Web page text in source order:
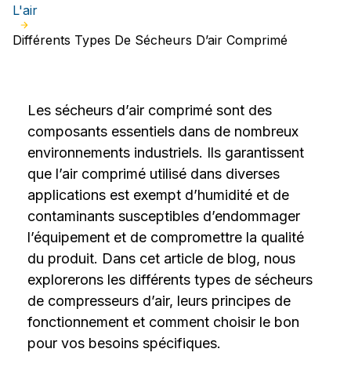
L'air
Différents Types De Sécheurs D’air Comprimé
Les sécheurs d’air comprimé sont des
composants essentiels dans de nombreux
environnements industriels. Ils garantissent
que l’air comprimé utilisé dans diverses
applications est exempt d’humidité et de
contaminants susceptibles d’endommager
l’équipement et de compromettre la qualité
du produit. Dans cet article de blog, nous
explorerons les différents types de sécheurs
de compresseurs d’air, leurs principes de
fonctionnement et comment choisir le bon
pour vos besoins spécifiques.